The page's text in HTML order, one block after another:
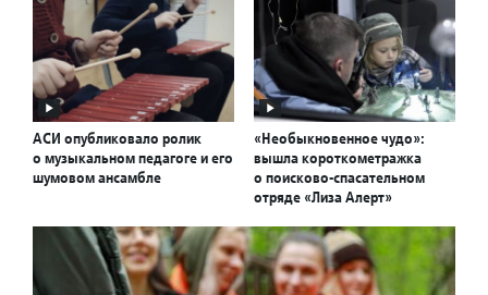
АСИ опубликовало ролик
о музыкальном педагоге и его
шумовом ансамбле
«Необыкновенное чудо»:
вышла короткометражка
о поисково-спасательном
отряде «Лиза Алерт»